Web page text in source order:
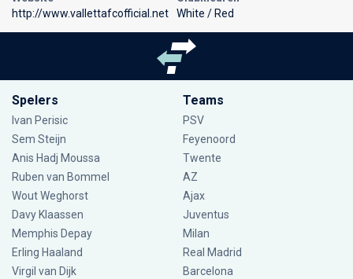
http://www.vallettafcofficial.net
White / Red
Spelers
Ivan Perisic
Sem Steijn
Anis Hadj Moussa
Ruben van Bommel
Wout Weghorst
Davy Klaassen
Memphis Depay
Erling Haaland
Virgil van Dijk
Teams
PSV
Feyenoord
Twente
AZ
Ajax
Juventus
Milan
Real Madrid
Barcelona